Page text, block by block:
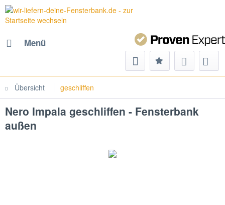
Menü
Übersicht geschliffen
Nero Impala geschliffen - Fensterbank
außen